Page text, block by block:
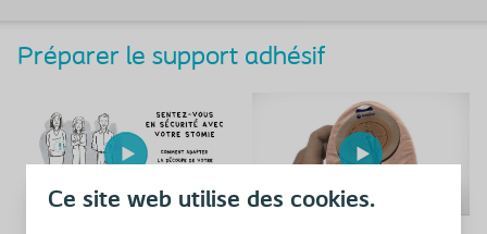
Ce site web utilise des cookies.
Préparer le support adhésif